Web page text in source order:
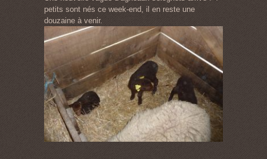
petits sont nés ce week-end, il en reste une
douzaine à venir.